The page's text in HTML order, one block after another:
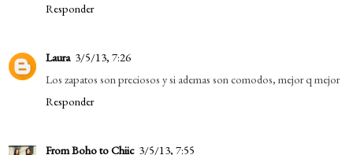
Responder
Laura 3/5/13, 7:26
Los zapatos son preciosos y si ademas son comodos, mejor q mejor
Responder
From Boho to Chiic 3/5/13, 7:55